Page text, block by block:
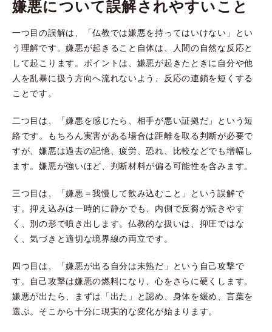
嫌悪について誤解されやすいこと
一つ目の誤解は、「仏教では嫌悪を持ってはいけない」とい
う理解です。嫌悪が起きること自体は、人間の自然な反応と
して起こります。ポイントは、嫌悪が起きたときに自分や他
人を乱暴に扱う方向へ流れないよう、反応の連鎖を短くする
ことです。
二つ目は、「嫌悪を感じたら、相手が悪い証拠だ」という短
絡です。もちろん実害がある場合は距離を取る判断が必要で
すが、嫌悪は過去の記憶、疲労、恐れ、比較などでも増幅し
ます。嫌悪が強いほど、判断材料が偏る可能性を含みます。
三つ目は、「嫌悪＝我慢して飲み込むこと」という誤解で
す。抑え込みは一時的に静かでも、内側で反芻が続きやす
く、別の形で噴き出します。仏教的な扱いは、抑圧ではな
く、気づきと適切な境界線の両立です。
四つ目は、「嫌悪が出る自分は未熟だ」という自己攻撃で
す。自己攻撃は嫌悪の燃料になり、心をさらに硬くします。
嫌悪が出たら、まずは「出た」と認め、身体を緩め、言葉を
選ぶ。そこから十分に現実的な変化が始まります。